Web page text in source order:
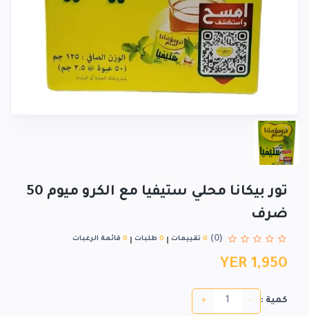
تور بيكانا محلي ستيفيا مع الكرو ميوم 50
ضرف
(0)
0 تقييمات 0 طلبات 0 قائمة الرغبات
YER 1,950
كمية : -
+